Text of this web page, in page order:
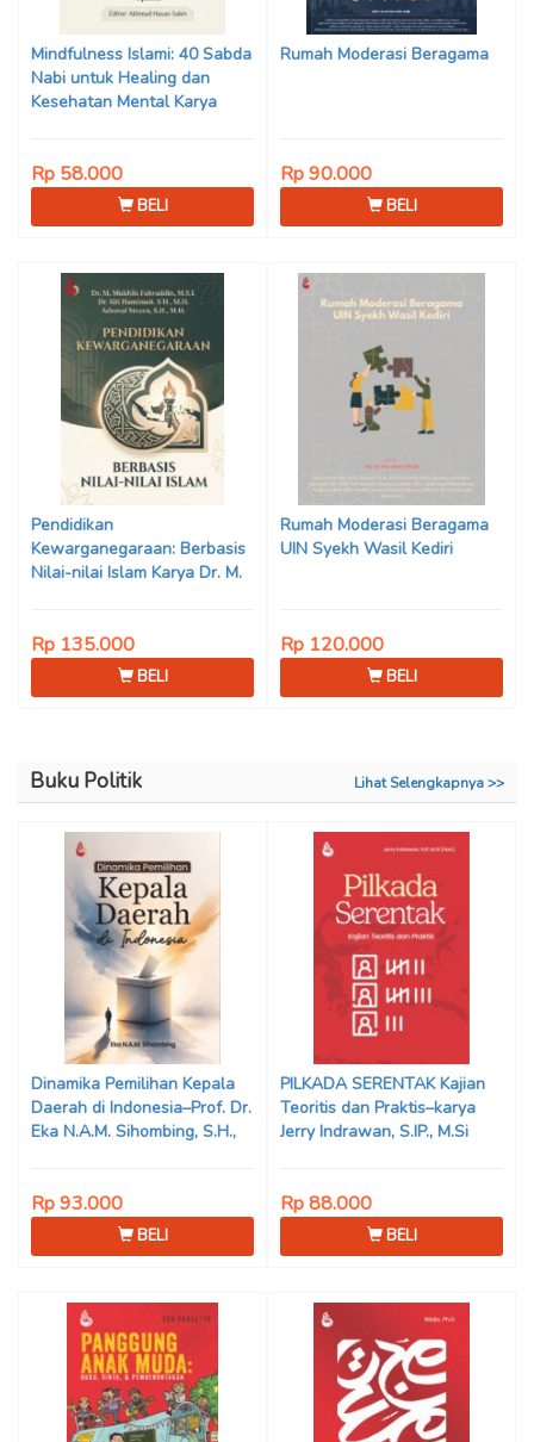
Son Haji, Dede Sunarya,
Iwan Setiawan, Nur Afiatin
Editor: Mi’raj Dodi Kurniawan
Mindfulness Islami: 40 Sabda
Nabi untuk Healing dan
Kesehatan Mental Karya
Saniyya Fadhila, Avanda
Chintya Cahyaning Putri, dan
Arjunedi
Rp 58.000
BELI
Rumah Moderasi Beragama
Rp 90.000
BELI
Pendidikan
Kewarganegaraan: Berbasis
Nilai-nilai Islam Karya Dr. M.
Adrenal Stezen, S.H., M.H.
Rp 135.000
BELI
Rumah Moderasi Beragama
UIN Syekh Wasil Kediri
Rp 120.000
BELI
Buku Politik Lihat Selengkapnya >>
Dinamika Pemilihan Kepala
Daerah di Indonesia–Prof. Dr.
Eka N.A.M. Sihombing, S.H.,
Rp 93.000
BELI
PILKADA SERENTAK Kajian
Teoritis dan Praktis–karya
Jerry Indrawan, S.IP., M.Si
Rp 88.000
BELI